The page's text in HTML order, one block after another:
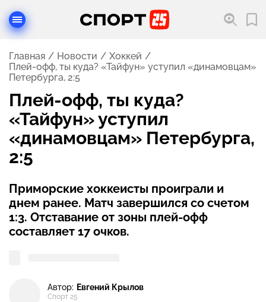
Главная Новости
Хоккей
Плей-офф, ты куда? «Тайфун» уступил «динамовцам»
Петербурга, 2:5
Плей-офф, ты куда?
«Тайфун» уступил
«динамовцам» Петербурга,
2:5
Приморские хоккеисты проиграли и
днем ранее. Матч завершился со счетом
1:3. Отставание от зоны плей-офф
составляет 17 очков.
Автор: Евгений Крылов
Спорт 25